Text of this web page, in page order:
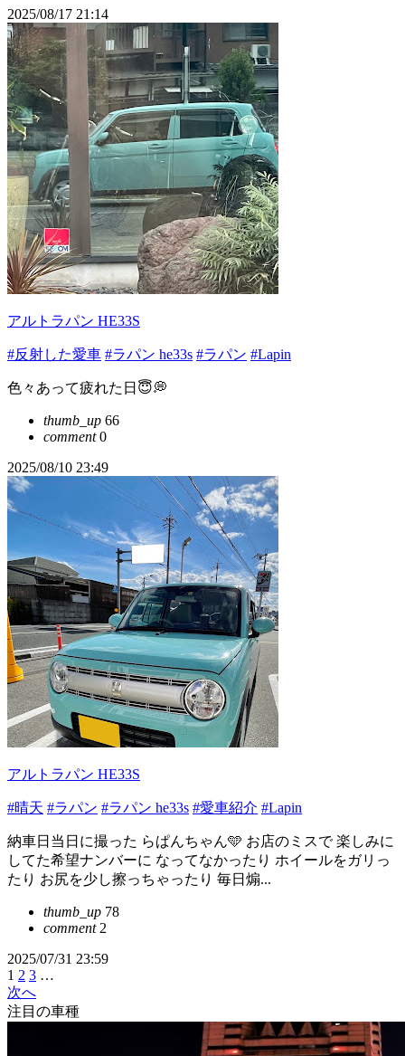
2025/08/17 21:14
アルトラパン HE33S
#反射した愛車 #ラパン he33s #ラパン #Lapin
色々あって疲れた日😇💭
thumb_up 66
comment0
2025/08/10 23:49
アルトラパン HE33S
#晴天 #ラパン #ラパン he33s #愛車紹介 #Lapin
納車日当日に撮った らぱんちゃん️🩵 お店のミスで 楽しみに
してた希望ナンバーに なってなかったり ホイールをガリっ
たり お尻を少し擦っちゃったり 毎日煽...
thumb_up 78
comment2
2025/07/31 23:59
1 2 3 …
次へ
注目の車種